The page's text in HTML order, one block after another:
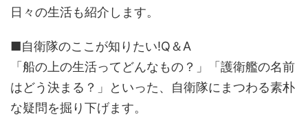
日々の生活も紹介します。
■自衛隊のここが知りたい!Q＆A
「船の上の生活ってどんなもの？」「護衛艦の名前
はどう決まる？」といった、自衛隊にまつわる素朴
な疑問を掘り下げます。